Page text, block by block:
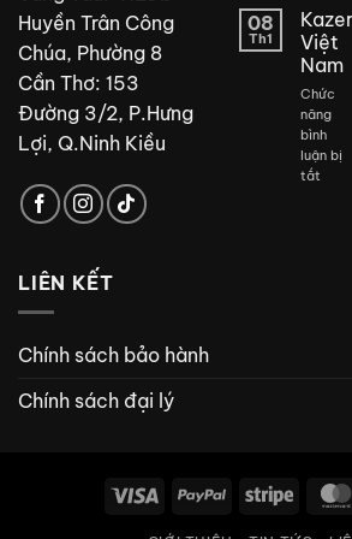
Huyền Trân Công
Chúa, Phường 8
Cần Thơ: 153
Đường 3/2, P.Hưng
Lợi, Q.Ninh Kiều
kế
tắm
đẹp
08
Th1
Kazer
Việt
Nam
Chức
năng
bình
luận bị
tắtở
LIÊN KẾT
Chính sách bảo hành
Chính sách đại lý
Visa PayPal Stripe